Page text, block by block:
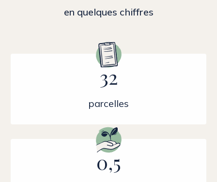
en quelques chiffres
32
parcelles
0,5